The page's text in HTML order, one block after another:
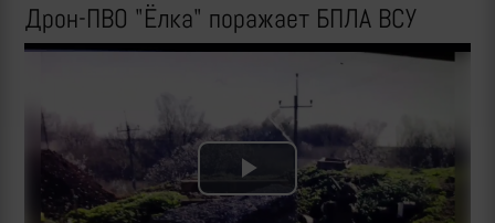
Дрон-ПВО "Ёлка" поражает БПЛА ВСУ
Play